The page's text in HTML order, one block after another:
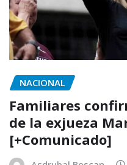
NACIONAL
Familiares
de la exjueza
[+Comunicado]